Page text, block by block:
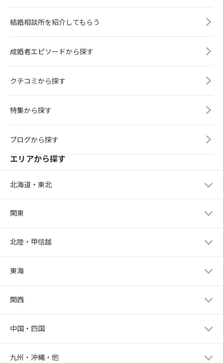
結婚相談所を紹介してもらう
成婚者エピソードから探す
クチコミから探す
特集から探す
ブログから探す
エリアから探す
北海道・東北
関東
北陸・甲信越
東海
関西
中国・四国
九州・沖縄・他